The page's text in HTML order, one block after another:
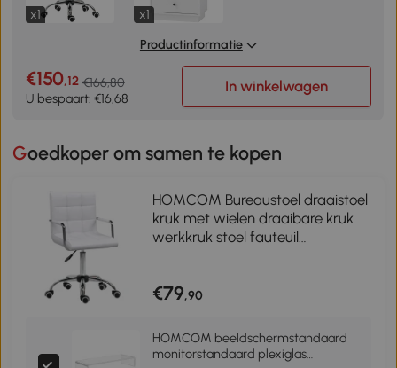
x1
x1
Productinformatie
€150,12 €166,80
U bespaart: €16,68
In winkelwagen
Goedkoper om samen te kopen
HOMCOM Bureaustoel draaistoel
kruk met wielen draaibare kruk
werkkruk stoel fauteuil
€79,90
HOMCOM beeldschermstandaard
monitorstandaard plexiglas